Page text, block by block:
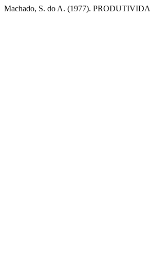
Machado, S. do A. (1977).